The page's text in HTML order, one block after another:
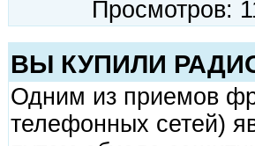
Просмотров:
ВЫ КУПИЛИ
Одним из приемов
телефонных сетей)